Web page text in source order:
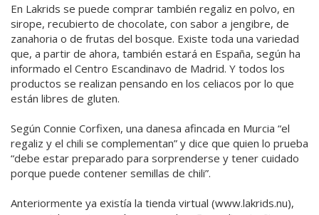
En Lakrids se puede comprar también regaliz en polvo, en
sirope, recubierto de chocolate, con sabor a jengibre, de
zanahoria o de frutas del bosque. Existe toda una variedad
que, a partir de ahora, también estará en España, según ha
informado el Centro Escandinavo de Madrid. Y todos los
productos se realizan pensando en los celiacos por lo que
están libres de gluten.
Según Connie Corfixen, una danesa afincada en Murcia “el
regaliz y el chili se complementan” y dice que quien lo prueba
“debe estar preparado para sorprenderse y tener cuidado
porque puede contener semillas de chili”.
Anteriormente ya existía la tienda virtual (www.lakrids.nu),